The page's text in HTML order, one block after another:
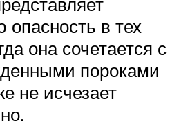
опасность в тех
она сочетается с
пороками
не исчезает